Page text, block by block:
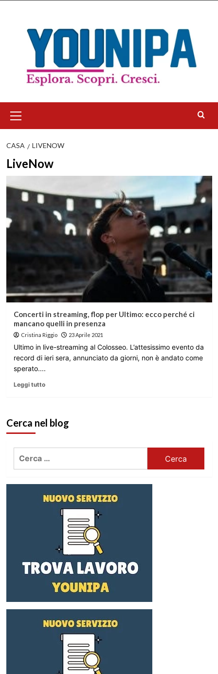
contenuto
principale
CASA LIVENOW
LiveNow
Concerti in streaming, flop per Ultimo: ecco perché ci
mancano quelli in presenza
Cristina Riggio 23 Aprile 2021
Ultimo in live-streaming al Colosseo. L’attesissimo evento da
record di ieri sera, annunciato da giorni, non è andato come
sperato....
Leggi tutto
Cerca nel blog
Ricerca